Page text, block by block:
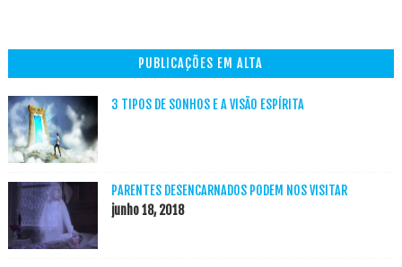
PUBLICAÇÕES EM ALTA
3 TIPOS DE SONHOS E A VISÃO ESPÍRITA
PARENTES DESENCARNADOS PODEM NOS VISITAR
junho 18, 2018